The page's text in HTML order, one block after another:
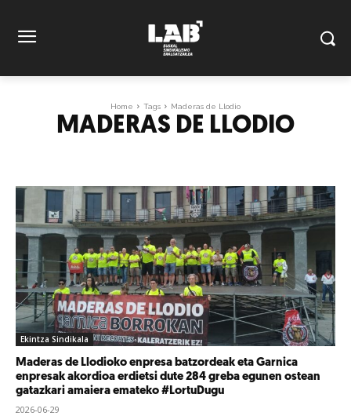
Home Tags Maderas de Llodio
MADERAS DE LLODIO
Ekintza Sindikala
Maderas de Llodioko enpresa batzordeak eta Garnica
enpresak akordioa erdietsi dute 284 greba egunen ostean
gatazkari amaiera emateko #LortuDugu
2026-06-29